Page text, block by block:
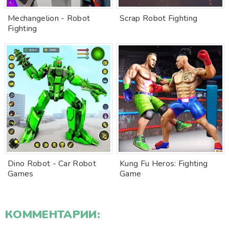
Mechangelion - Robot
Fighting
Scrap Robot Fighting
Dino Robot - Car Robot
Games
Kung Fu Heros: Fighting
Game
КОММЕНТАРИИ: